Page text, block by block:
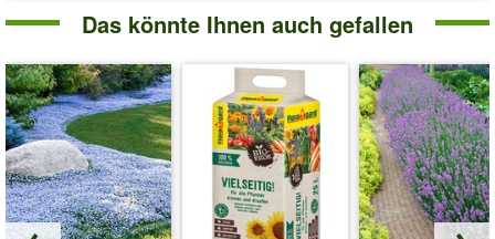
Das könnte Ihnen auch gefallen